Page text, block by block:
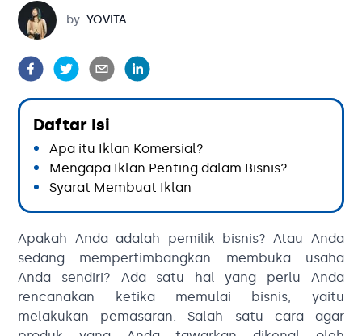
Yovita
by YOVITA
Daftar Isi
Apa itu Iklan Komersial?
Mengapa Iklan Penting dalam Bisnis?
Syarat Membuat Iklan
Apakah Anda adalah pemilik bisnis? Atau Anda
sedang mempertimbangkan membuka usaha
Anda sendiri? Ada satu hal yang perlu Anda
rencanakan ketika memulai bisnis, yaitu
melakukan pemasaran. Salah satu cara agar